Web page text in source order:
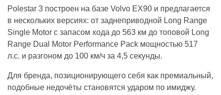
Polestar 3 построен на базе Volvo EX90 и предлагается
в нескольких версиях: от заднеприводной Long Range
Single Motor с запасом хода до 563 км до топовой Long
Range Dual Motor Performance Pack мощностью 517
л.с. и разгоном до 100 км/ч за 4,5 секунды.
Для бренда, позиционирующего себя как премиальный,
подобные недочёты становятся ударом по имиджу.